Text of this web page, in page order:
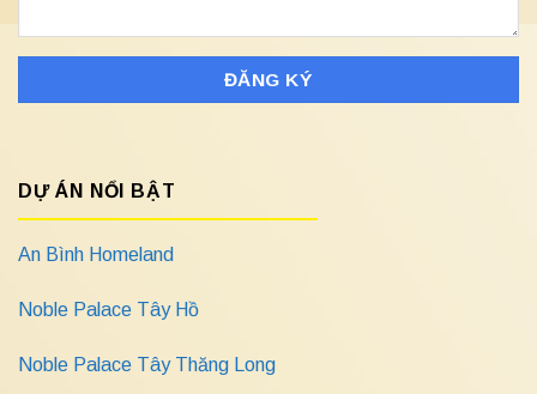
DỰ ÁN NỔI BẬT
An Bình Homeland
Noble Palace Tây Hồ
Noble Palace Tây Thăng Long